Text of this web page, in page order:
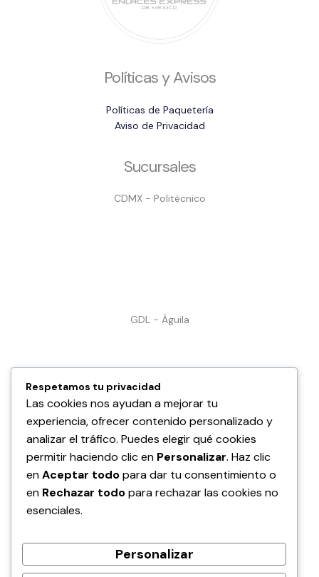
Políticas y Avisos
Políticas de Paquetería
Aviso de Privacidad
Sucursales
CDMX - Politécnico
GDL - Águila
GDL - Camichines
Respetamos tu privacidad
Las cookies nos ayudan a mejorar tu
experiencia, ofrecer contenido personalizado y
analizar el tráfico. Puedes elegir qué cookies
permitir haciendo clic en Personalizar. Haz clic
enAceptar todopara dar tu consentimiento o
en Rechazar todopara rechazar las cookies no
esenciales.
Personalizar